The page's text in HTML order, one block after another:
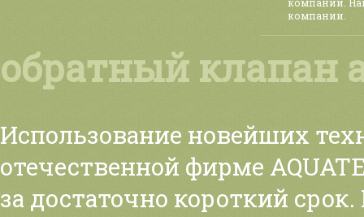
компании.
обратный клапан
Использование новейших
отечественной фирме
за достаточно короткий